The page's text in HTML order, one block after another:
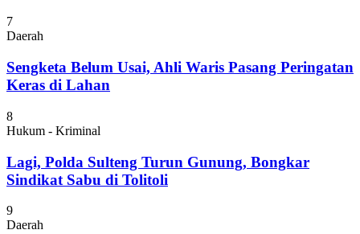
7
Daerah
Sengketa Belum Usai, Ahli Waris Pasang Peringatan
Keras di Lahan
8
Hukum - Kriminal
Lagi, Polda Sulteng Turun Gunung, Bongkar
Sindikat Sabu di Tolitoli
9
Daerah